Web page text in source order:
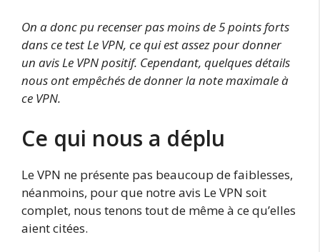
On a donc pu recenser pas moins de 5 points forts
dans ce test Le VPN, ce qui est assez pour donner
un avis Le VPN positif. Cependant, quelques détails
nous ont empêchés de donner la note maximale à
ce VPN.
Ce qui nous a déplu
Le VPN ne présente pas beaucoup de faiblesses,
néanmoins, pour que notre avis Le VPN soit
complet, nous tenons tout de même à ce qu’elles
aient citées.